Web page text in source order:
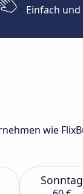
Einfach
wie
Sonntag